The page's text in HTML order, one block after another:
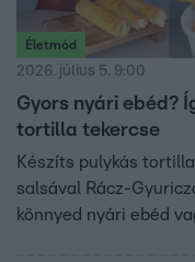
Életmód
2026. július 5. 9:00
Gyors nyári ebéd?
tortilla tekercse
Készíts pulykás
salsával Rácz-
könnyed nyári ebéd